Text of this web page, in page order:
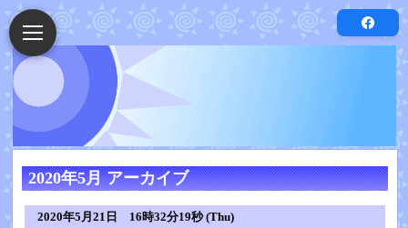
2020年5月 アーカイブ
2020年5月21日 16時32分19秒 (Thu)